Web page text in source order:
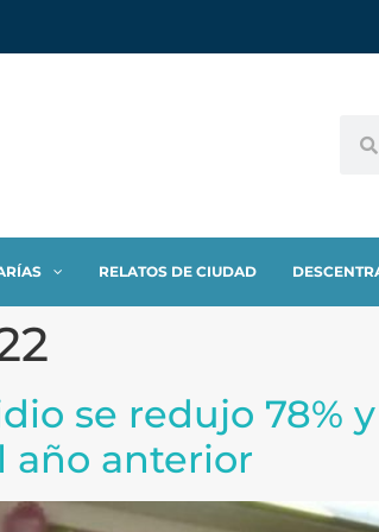
RELATOS DE CIUDAD
se redujo 78%
año anterior